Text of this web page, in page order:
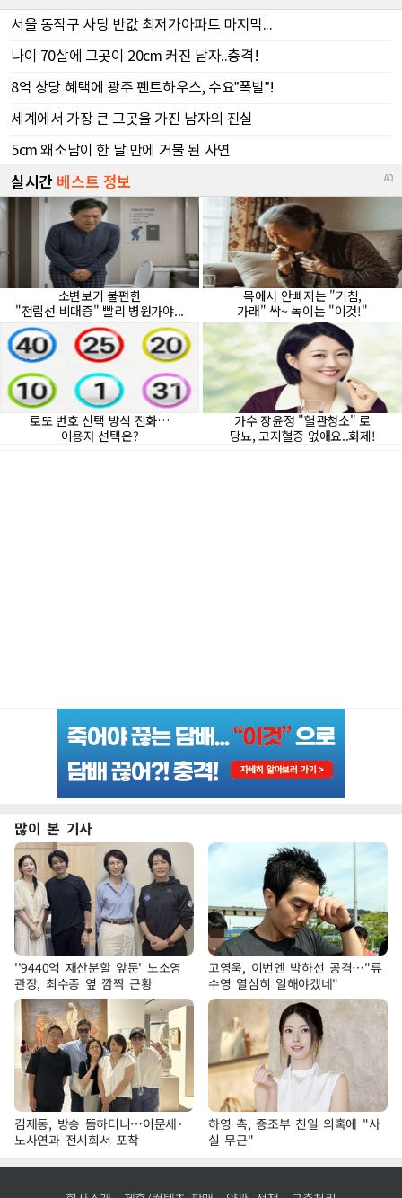
많이 본 기사
''9440억 재산분할 앞둔' 노소영
관장, 최수종 옆 깜짝 근황
고영욱, 이번엔 박하선 공격…"류
수영 열심히 일해야겠네"
김제동, 방송 뜸하더니…이문세·
노사연과 전시회서 포착
하영 측, 증조부 친일 의혹에 "사
실 무근"